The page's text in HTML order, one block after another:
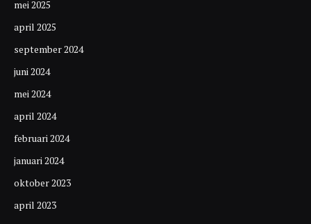
mei 2025
april 2025
september 2024
juni 2024
mei 2024
april 2024
februari 2024
januari 2024
oktober 2023
april 2023